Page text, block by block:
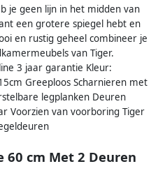
je geen lijn in het midden van
een grotere spiegel hebt en
en rustig geheel combineer je
van Tiger.
3 jaar garantie Kleur:
Greeploos Scharnieren met
legplanken Deuren
Voorzien van voorboring Tiger
60 cm Met 2 Deuren